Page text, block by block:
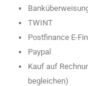
TWINT
Postfinance E-
Paypal
Kauf auf
begleichen)